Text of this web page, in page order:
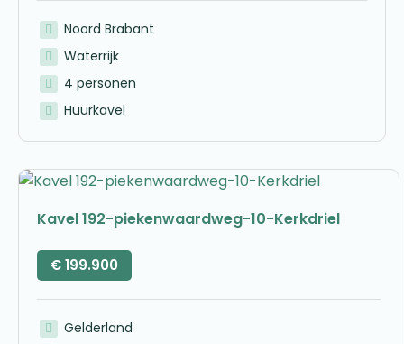
Noord Brabant
Waterrijk
4 personen
Huurkavel
Kavel 192-piekenwaardweg-10-Kerkdriel
€199.900
Gelderland